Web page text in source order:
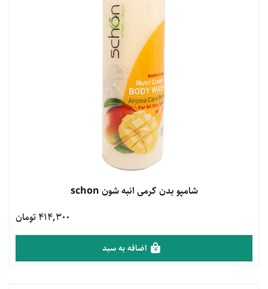
مشاهده محصولشامپو بدن کرمی انبه شون schon
414,300 تومان
اضافه به سبد